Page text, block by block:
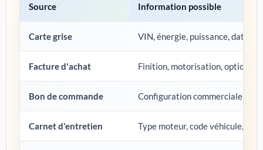
Source Information possible
Carte grise VIN, énergie, puissance, date
Facture d'achat Finition, motorisation, options,
Bon de commande Configuration commerciale et
Carnet d'entretien Type moteur, code véhicule,